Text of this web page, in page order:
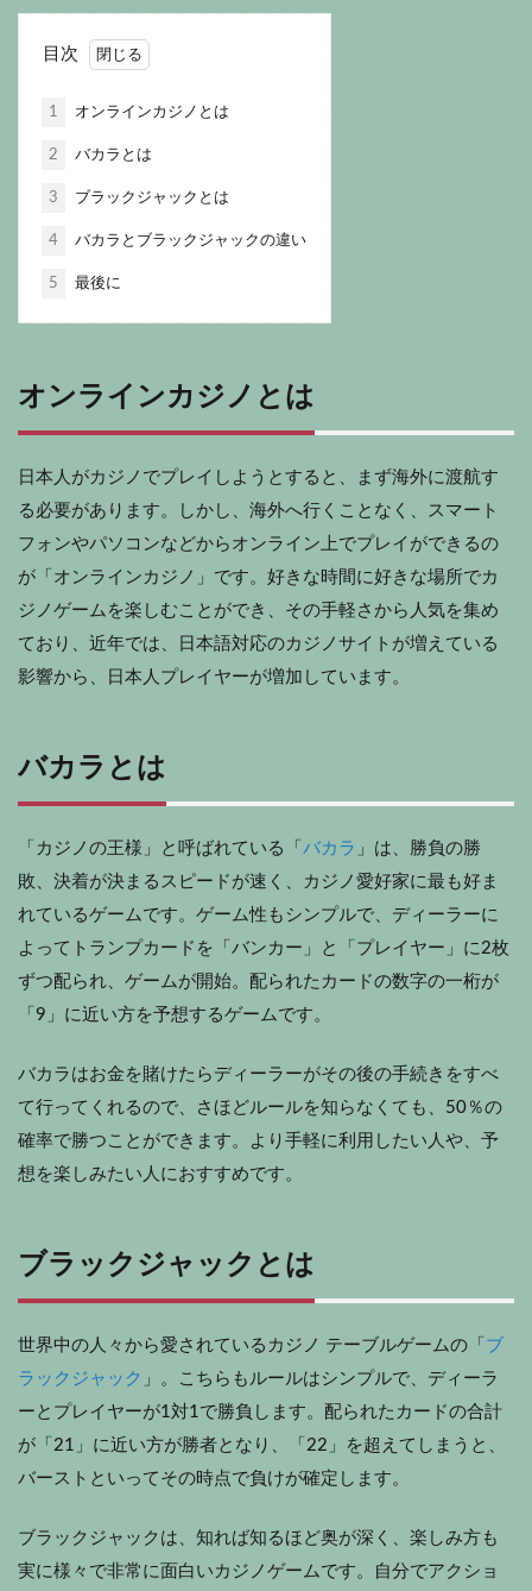
目次
1 オンラインカジノとは
2 バカラとは
3 ブラックジャックとは
4 バカラとブラックジャックの違い
5 最後に
オンラインカジノとは
日本人がカジノでプレイしようとすると、まず海外に渡航す
る必要があります。しかし、海外へ行くことなく、スマート
フォンやパソコンなどからオンライン上でプレイができるの
が「オンラインカジノ」です。好きな時間に好きな場所でカ
ジノゲームを楽しむことができ、その手軽さから人気を集め
ており、近年では、日本語対応のカジノサイトが増えている
影響から、日本人プレイヤーが増加しています。
バカラとは
「カジノの王様」と呼ばれている「 バカラ 」は、勝負の勝
敗、決着が決まるスピードが速く、カジノ愛好家に最も好ま
れているゲームです。ゲーム性もシンプルで、ディーラーに
よってトランプカードを「バンカー」と「プレイヤー」に2枚
ずつ配られ、ゲームが開始。配られたカードの数字の一桁が
「9」に近い方を予想するゲームです。
バカラはお金を賭けたらディーラーがその後の手続きをすべ
て行ってくれるので、さほどルールを知らなくても、50％の
確率で勝つことができます。より手軽に利用したい人や、予
想を楽しみたい人におすすめです。
ブラックジャックとは
世界中の人々から愛されているカジノ テーブルゲームの「 ブ
ラックジャック 」。こちらもルールはシンプルで、ディーラ
ーとプレイヤーが1対1で勝負します。配られたカードの合計
が「21」に近い方が勝者となり、「22」を超えてしまうと、
バーストといってその時点で負けが確定します。
ブラックジャックは、知れば知るほど奥が深く、楽しみ方も
実に様々で非常に面白いカジノゲームです。自分でアクショ